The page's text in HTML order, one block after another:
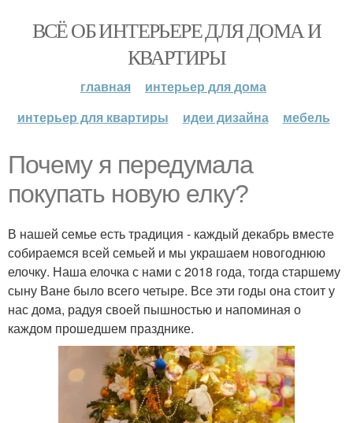
ВСЁ ОБ ИНТЕРЬЕРЕ ДЛЯ ДОМА И
КВАРТИРЫ
главная
интерьер для дома
интерьер для квартиры
идеи дизайна мебель
Почему я передумала
покупать новую елку?
В нашей семье есть традиция - каждый декабрь вместе
собираемся всей семьей и мы украшаем новогоднюю
елочку. Наша елочка с нами с 2018 года, тогда старшему
сыну Ване было всего четыре. Все эти годы она стоит у
нас дома, радуя своей пышностью и напоминая о
каждом прошедшем празднике.